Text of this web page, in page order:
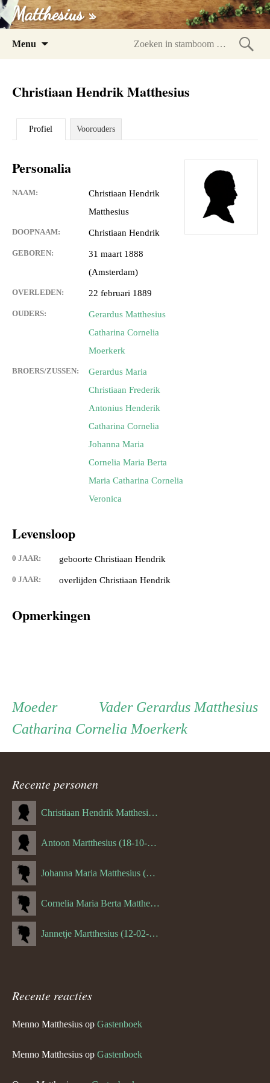
Matthesius »
Menu
Christiaan Hendrik Matthesius
Profiel Voorouders
Personalia
NAAM:
Christiaan Hendrik
Matthesius
DOOPNAAM: Christiaan Hendrik
GEBOREN:
31 maart 1888
(Amsterdam)
OVERLEDEN: 22 februari 1889
OUDERS:
Gerardus Matthesius
Catharina Cornelia
Moerkerk
BROERS/ZUSSEN:
Gerardus Maria
Christiaan Frederik
Antonius Henderik
Catharina Cornelia
Johanna Maria
Cornelia Maria Berta
Maria Catharina Cornelia
Veronica
Levensloop
0 JAAR: geboorte Christiaan Hendrik
0 JAAR: overlijden Christiaan Hendrik
Opmerkingen
Persoon
ouder
navigatie
Vader Vader
Gerardus Matthesius
MoederMoeder
Catharina Cornelia Moerkerk
Recente personen
Christiaan Hendrik Matthesius (31-03-1888)
Antoon Martthesius (18-10-1882)
Johanna Maria Matthesius (16-05-1882)
Cornelia Maria Berta Matthesius (26-06-1884)
Jannetje Martthesius (12-02-1907)
Recente reacties
Menno Matthesius op Gastenboek
Menno Matthesius op Gastenboek